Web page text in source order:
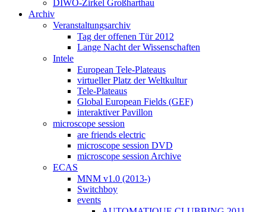
DIWO-Zirkel Großharthau
Archiv
Veranstaltungsarchiv
Tag der offenen Tür 2012
Lange Nacht der Wissenschaften
Intele
European Tele-Plateaus
virtueller Platz der Weltkultur
Tele-Plateaus
Global European Fields (GEF)
interaktiver Pavillon
microscope session
are friends electric
microscope session DVD
microscope session Archive
ECAS
MNM v1.0 (2013-)
Switchboy
events